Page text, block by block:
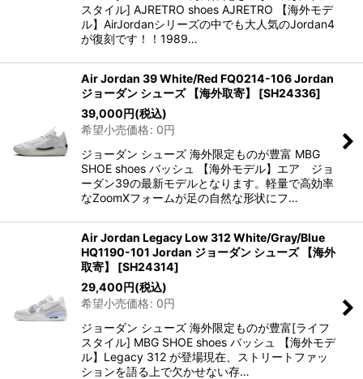
スタイル] AJRETRO shoes AJRETRO 【海外モデ
ル】AirJordanシリーズの中でも大人気のJordan4
が復刻です！！1989…
Air Jordan 39 White/Red FQ0214-106 Jordan
ジョーダン シューズ 【海外取寄】
[SH24336]
39,000円(税込)
希望小売価格: 0円
ジョーダン シューズ 海外限定ものが豊富 MBG
SHOE shoes バッシュ 【海外モデル】エア ジョ
ーダン39の最新モデルとなります。軽量で高効率
なZoomXフォームが足の自然な形状にフ…
Air Jordan Legacy Low 312 White/Gray/Blue
HQ1190-101 Jordan ジョーダン シューズ 【海外
取寄】
[SH24314]
29,400円(税込)
希望小売価格: 0円
ジョーダン シューズ 海外限定ものが豊富[ライフ
スタイル] MBG SHOE shoes バッシュ 【海外モデ
ル】Legacy 312 が登場現在、ストリートファッ
ションを語る上で欠かせない存…